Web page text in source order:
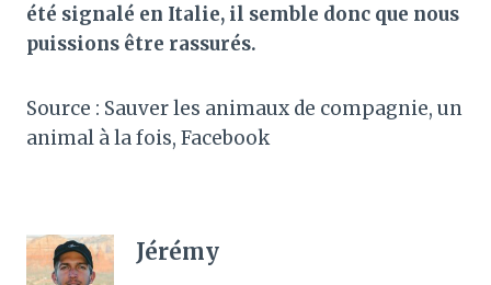
été signalé en Italie, il semble donc que nous
puissions être rassurés.
Source : Sauver les animaux de compagnie, un
animal à la fois, Facebook
Jérémy